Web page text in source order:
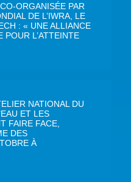
ORGANISÉE PAR
DE L’IWRA, LE
: « UNE ALLIANCE
POUR L’ATTEINTE
NATIONAL DU
ET LES
FAIRE FACE,
DES
À